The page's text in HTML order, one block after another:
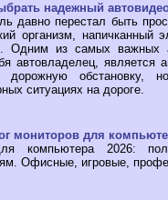
надежный
давно перестал быть
организм, напичканный
Одним из самых важных
является
дорожную
ситуациях на дороге.
мониторов для
компьютера 2026:
Офисные, игровые,